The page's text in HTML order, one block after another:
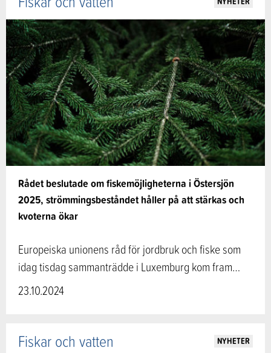
Rådet beslutade om fiskemöjligheterna i Östersjön
2025, strömmingsbeståndet håller på att stärkas och
kvoterna ökar
Europeiska unionens råd för jordbruk och fiske som
idag tisdag sammanträdde i Luxemburg kom fram…
23.10.2024
Fiskar och vatten NYHETER